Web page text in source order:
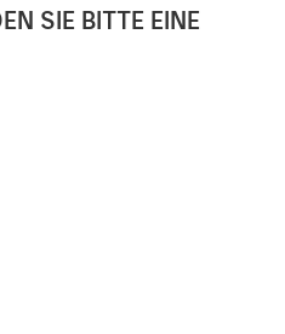
SIE BITTE EINE